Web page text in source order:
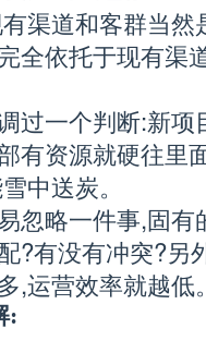
渠道和客群当
全依托于现有渠
过一个判断:新项
有资源就硬往里
中送炭。
忽略一件事,固有
?有没有冲突?另
,运营效率就越低
: